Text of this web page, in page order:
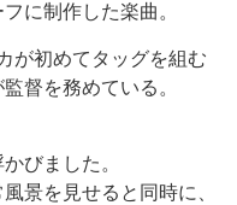
に制作した楽曲。
が初めてタッグを組む
督を務めている。
びました。
景を見せると同時に、